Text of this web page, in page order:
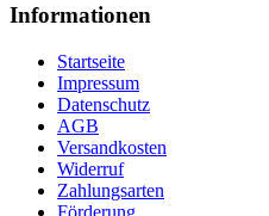
Informationen
Startseite
Impressum
Datenschutz
AGB
Versandkosten
Widerruf
Zahlungsarten
Förderung